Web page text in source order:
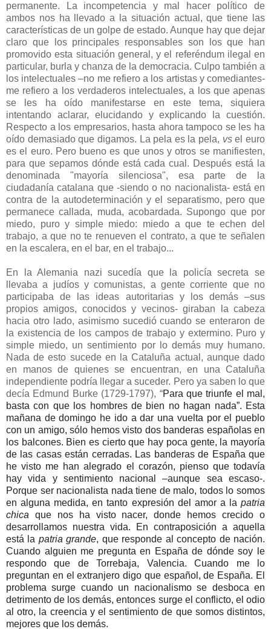
permanente. La incompetencia y mal hacer político de
ambos nos ha llevado a la situación actual, que tiene las
características de un golpe de estado. Aunque hay que dejar
claro que los principales responsables son los que han
promovido esta situación general, y el referéndum ilegal en
particular, burla y chanza de la democracia. Culpo también a
los intelectuales –no me refiero a los artistas y comediantes-
me refiero a los verdaderos intelectuales, a los que apenas
se les ha oído manifestarse en este tema, siquiera
intentando aclarar, elucidando y explicando la cuestión.
Respecto a los empresarios, hasta ahora tampoco se les ha
oído demasiado que digamos. La pela es la pela, vsel euro
es el euro. Pero bueno es que unos y otros se manifiesten,
para que sepamos dónde está cada cual. Después está la
denominada "mayoría silenciosa", esa parte de la
ciudadanía catalana que -siendo o no nacionalista- está en
contra de la autodeterminación y el separatismo, pero que
permanece callada, muda, acobardada. Supongo que por
miedo, puro y simple miedo: miedo a que te echen del
trabajo, a que no te renueven el contrato, a que te señalen
en la escalera, en el bar, en el trabajo...
En la Alemania nazi sucedía que la policía secreta se
llevaba a judíos y comunistas, a gente corriente que no
participaba de las ideas autoritarias y los demás –sus
propios amigos, conocidos y vecinos- giraban la cabeza
hacia otro lado, asimismo sucedió cuando se enteraron de
la existencia de los campos de trabajo y extermino. Puro y
simple miedo, un sentimiento por lo demás muy humano.
Nada de esto sucede en la Cataluña actual, aunque dado
en manos de quienes se encuentran, en una Cataluña
independiente podría llegar a suceder. Pero ya saben lo que
decía Edmund Burke (1729-1797), “Para que triunfe el mal,
basta con que los hombres de bien no hagan nada”. Esta
mañana de domingo he ido a dar una vuelta por el pueblo
con un amigo, sólo hemos visto dos banderas españolas en
los balcones. Bien es cierto que hay poca gente, la mayoría
de las casas están cerradas. Las banderas de España que
he visto me han alegrado el corazón, pienso que todavía
hay vida y sentimiento nacional –aunque sea escaso-.
Porque ser nacionalista nada tiene de malo, todos lo somos
en alguna medida, en tanto expresión del amor a la patria
chica que nos ha visto nacer, donde hemos crecido o
desarrollamos nuestra vida. En contraposición a aquella
está la patria grande, que responde al concepto de nación.
Cuando alguien me pregunta en España de dónde soy le
respondo que de Torrebaja, Valencia. Cuando me lo
preguntan en el extranjero digo que español, de España. El
problema surge cuando un nacionalismo se desboca en
detrimento de los demás, entonces surge el conflicto, el odio
al otro, la creencia y el sentimiento de que somos distintos,
mejores que los demás.